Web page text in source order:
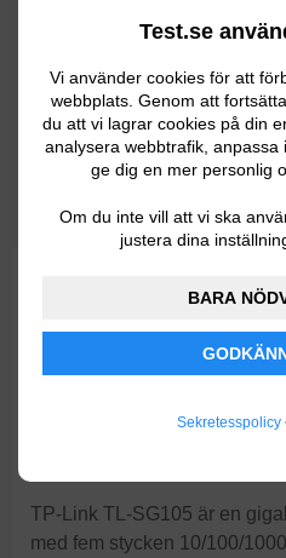
Test.se
Vi använder cookies för att
webbplats. Genom att
du att vi lagrar cookies på din
analysera webbtrafik,
ge dig en mer personlig
Om du inte vill att vi ska
justera dina
BARA
Sekretesspolicy
Toppbetyg hos Amazon
Administrerad: Nej.
Datalänkprotokoll: Gigabit
PoE: Nej.
Storlek: 10 x 9,8 x 2,5 cm.
Fläktlös design med tyst
I TP-Links breda utbud av
dessa är TP-Link TL-SG105
exempelvis har fått
switch enkel att installera,
TP-Link TL-SG105 är en
med fem stycken 10/100/